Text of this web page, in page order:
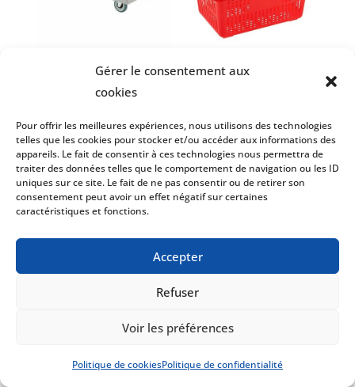
Gérer le consentement aux
cookies
Pour offrir les meilleures expériences, nous utilisons des technologies
telles que les cookies pour stocker et/ou accéder aux informations des
appareils. Le fait de consentir à ces technologies nous permettra de
traiter des données telles que le comportement de navigation ou les ID
uniques sur ce site. Le fait de ne pas consentir ou de retirer son
consentement peut avoir un effet négatif sur certaines
caractéristiques et fonctions.
Accepter
Refuser
Voir les préférences
Politique de cookiesPolitique de confidentialité
DK-ETAL2T
TABLETTES PLEINES
Dimension – Lo x La x
H :
1193 x 610 x 930 mm
(47 x 22 x 36 5/8 po.)
DK-601
UNIQUE
Dimension – Lo x La x
H :
470 x 310 x 250 mm
(18 1/2 x 12 1/4 x 10
Conditionnement :
ou Noir